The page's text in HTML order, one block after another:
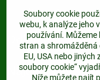
Odkazy
Najdete nás:
Soubory cookie
webu, k analýze jeho
používání.
stran a
EU, USA nebo
soubory cookie“
Níže můžete najít